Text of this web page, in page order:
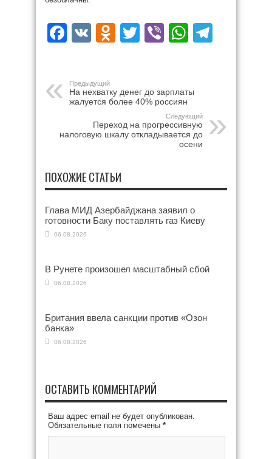
Facebook
VK Odnoklassniki
Twitter
Viber
Предыдущий
На нехватку денег до зарплаты
жалуется более 40% россиян
Следующий
Переход на прогрессивную
налоговую шкалу откладывается до
осени
ПОХОЖИЕ СТАТЬИ
Глава МИД Азербайджана заявил о
готовности Баку поставлять газ Киеву
06.08.2026
В Рунете произошел масштабный сбой
06.08.2026
Британия ввела санкции против «Озон
банка»
06.08.2026
ОСТАВИТЬ КОММЕНТАРИЙ
Ваш адрес email не будет опубликован.
Обязательные поля помечены *